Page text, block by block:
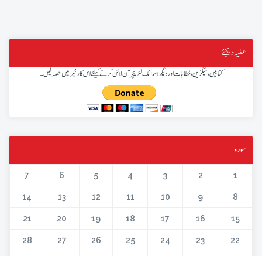
عطیہ دیجئے
کتابیں، میگزین، خطابات اور دیگر اسلامک لٹریچر آن لائن کرنے کیلئے اس کار خیر میں حصہ لیں۔
سورہ
1
2
3
4
5
6
7
8
9
10
11
12
13
14
15
16
17
18
19
20
21
22
23
24
25
26
27
28